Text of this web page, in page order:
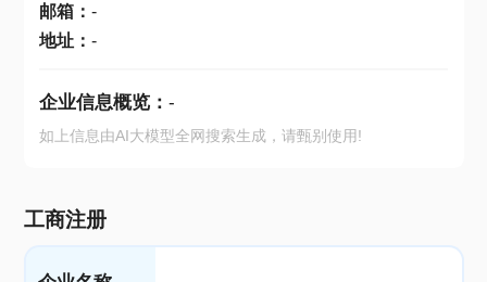
邮箱： -
地址： -
企业信息概览： -
如上信息由AI大模型全网搜索生成，请甄别使用!
工商注册